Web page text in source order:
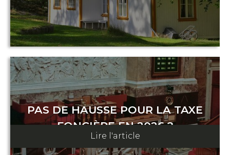
PAS DE HAUSSE POUR LA TAXE
FONCIÈRE EN 2026 ?
Lire l'article